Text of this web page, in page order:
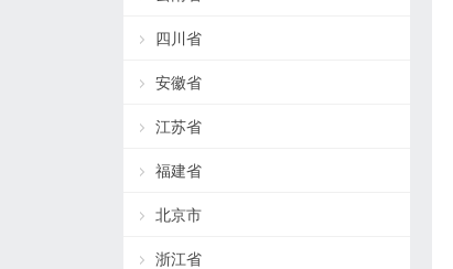
四川省
安徽省
江苏省
福建省
北京市
浙江省